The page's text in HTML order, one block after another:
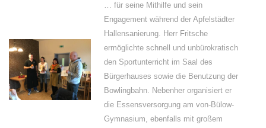
… für seine Mithilfe und sein
Engagement während der Apfelstädter
Hallensanierung. Herr Fritsche
ermöglichte schnell und unbürokratisch
den Sportunterricht im Saal des
Bürgerhauses sowie die Benutzung der
Bowlingbahn. Nebenher organisiert er
die Essensversorgung am von-Bülow-
Gymnasium, ebenfalls mit großem